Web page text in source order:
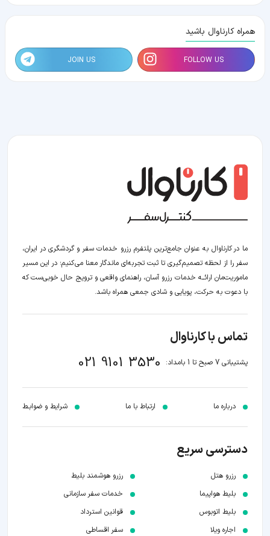
همراه کارناوال باشید
FOLLOW US
JOIN US
ما در کارناوال به عنوان جامع‌ترین پلتفرم رزرو خدمات سفر و گردشگری در ایران،
سفر را از لحظه‌ تصمیم‌گیری تا ثبت تجربه‌ای ماندگار معنا می‌کنیم؛ در این مسیر‍
ماموریت‌مان اراﺋــﻪ خدمات رزرو آسان، راهنمای واقعی و ترویج حال خوبی‌ست که
با دعوت به حرکت، پویایی و شادی جمعی همراه باشد.
تماس با کارناوال
پشتیبانی 7 صبح تا 1 بامداد: 021 9101 3530
درباره ما ارتباط با ما شرایط و ضوابـط
دسترسی سریع
رزرو هتل
بلیط هواپیما
بلیط اتوبوس
اجاره ویلا
رزرو هوشمند بلیط
خدمات سفر سازمانی
قوانین استرداد
سفر اقساطی